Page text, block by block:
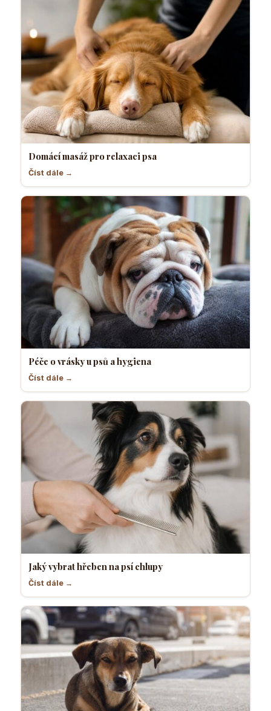
Domácí masáž pro relaxaci psa
Číst dále →
Péče o vrásky u psů a hygiena
Číst dále →
Jaký vybrat hřeben na psí chlupy
Číst dále →